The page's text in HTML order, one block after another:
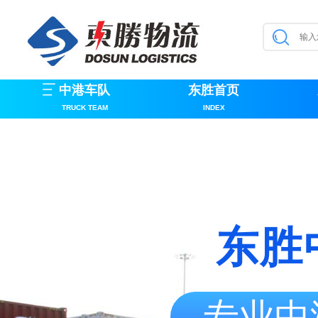
中港车队
TRUCK TEAM
东胜首页
INDEX
东胜